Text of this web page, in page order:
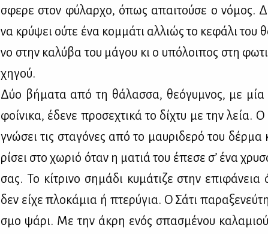
σφε­ρε στον φύ­λαρ­χο, όπως απαι­τού­σε ο νό­μος.
να κρύ­ψει ού­τε ένα κομ­μά­τι αλ­λιώς το κε­φά­λι
νο στην κα­λύ­βα του μά­γου κι ο υπό­λοι­πος στη
χη­γού.
Δύο βή­μα­τα από τη θά­λασ­σα, θε­ό­γυ­μνος, με
φοί­νι­κα, έδε­νε προ­σε­χτι­κά το δί­χτυ με την λεία.
γνώ­σει τις στα­γό­νες από το μαυ­ρι­δε­ρό του δέρ­μα
ρί­σει στο χω­ριό όταν η μα­τιά του έπε­σε σ’ ένα
σας. Το κί­τρι­νο ση­μά­δι κυ­μά­τι­ζε στην
δεν εί­χε πλο­κά­μια ή πτε­ρύ­για. Ο Σά­τι
σμο ψά­ρι. Με την άκρη ενός σπα­σμέ­νου